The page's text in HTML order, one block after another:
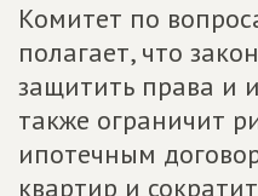
Комитет по
полагает, что
защитить права и
также ограничит
ипотечным
квартир и